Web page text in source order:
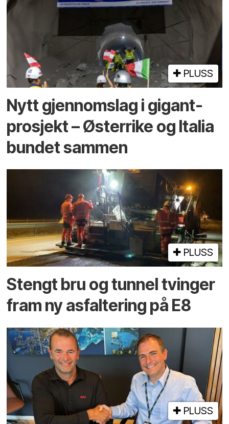
PLUSS
Nytt gjennomslag i gigant­
prosjekt – Østerrike og Italia
bundet sammen
PLUSS
Stengt bru og tunnel tvinger
fram ny asfaltering på E8
PLUSS